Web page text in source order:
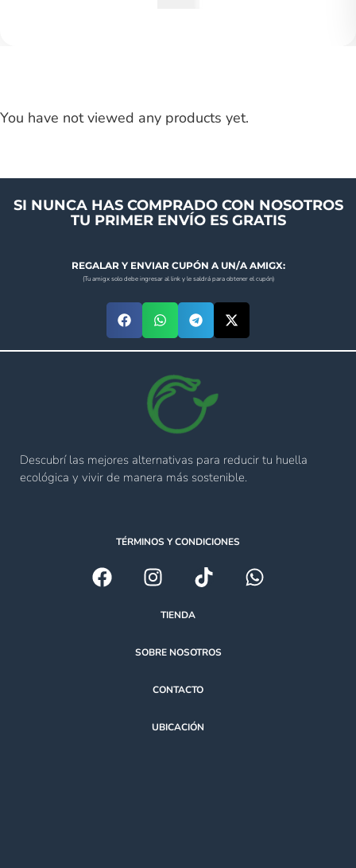
You have not viewed any products yet.
SI NUNCA HAS COMPRADO CON NOSOTROS
TU PRIMER ENVÍO ES GRATIS
REGALAR Y ENVIAR CUPÓN A UN/A AMIGX:
(Tu amigx solo debe ingresar al link y le saldrá para obtener el cupón)
Descubrí las mejores alternativas para reducir tu huella
ecológica y vivir de manera más sostenible.
TÉRMINOS Y CONDICIONES
TIENDA
SOBRE NOSOTROS
CONTACTO
UBICACIÓN